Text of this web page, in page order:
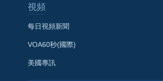
視頻
每日視頻新聞
VOA60秒(國際)
美國專訊